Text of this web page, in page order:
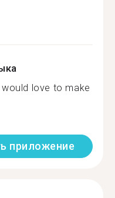
love to make
приложение